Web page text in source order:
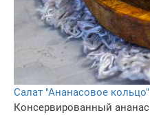
Салат "Ананасовое кольцо"
Консервированный ананас